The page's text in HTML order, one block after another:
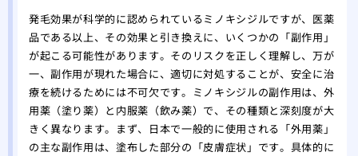
女
基本
月1
用
抜
味
発毛効果が科学的に認められているミノキシジルですが、医薬
品である以上、その効果と引き換えに、いくつかの「副作用」
が起こる可能性があります。そのリスクを正しく理解し、万が
一、副作用が現れた場合に、適切に対処することが、安全に治
療を続けるためには不可欠です。ミノキシジルの副作用は、外
用薬（塗り薬）と内服薬（飲み薬）で、その種類と深刻度が大
きく異なります。まず、日本で一般的に使用される「外用薬」
の主な副作用は、塗布した部分の「皮膚症状」です。具体的に